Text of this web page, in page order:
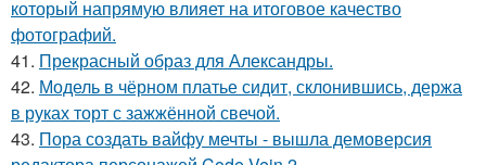
который напрямую влияет на итоговое качество
фотографий.
41. Прекрасный образ для Александры.
42. Модель в чёрном платье сидит, склонившись, держа
в руках торт с зажжённой свечой.
43. Пора создать вайфу мечты - вышла демоверсия